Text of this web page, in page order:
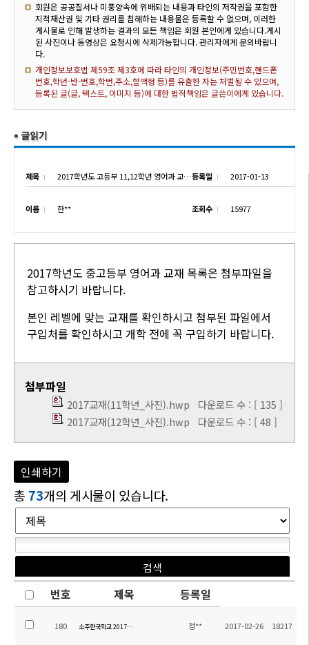
회원은 공공질서나 미풍양속에 위배되는 내용과 타인의 저작권을 포함한
지적재산권 및 기타 권리를 침해하는 내용물은 등록할 수 없으며, 이러한
게시물로 인해 발생하는 결과의 모든 책임은 회원 본인에게 있습니다.게시
된 사진이나 동영상은 요청시에 삭제가능합니다. 관리자에게 문의바랍니
다.
개인정보보호법 제59조 제3호에 따라 타인의 개인정보(주민번호,핸드폰
번호,학년-반-번호,학번,주소,혈액형 등)를 유출한 자는 처벌될 수 있으며,
등록된 글(글, 텍스트, 이미지 등)에 대한 법적책임은 글쓴이에게 있습니다.
제목 2017학년도 고등부 11,12학년 영어과 교재 안내등록일 2017-01-13
이름 한** 조회수 15977
2017학년도 중고등부 영어과 교재 목록은 첨부파일을
참고하시기 바랍니다.
본인 레벨에 맞는 교재를 확인하시고 첨부된 파일에서
구입처를 확인하시고 개학 전에 꼭 구입하기 바랍니다.
첨부파일
2017교재(11학년_사진).hwp 다운로드 수 : [ 135 ]
2017교재(12학년_사진).hwp 다운로드 수 : [ 48 ]
인쇄하기
총 73개의 게시물이 있습니다.
번호 제목 등록일
180 소주한국학교 2017학년도 1학기 최종버스노선(수정본)
정** 2017-02-26 18217